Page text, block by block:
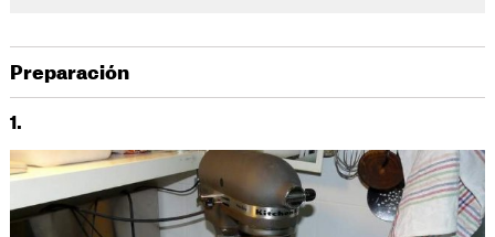
Preparación
1.